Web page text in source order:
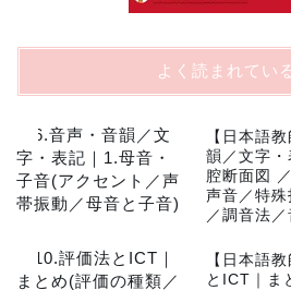
よく読まれてい
【日本語
韻／文字
腔断面図
声音／特
／調音法
【日本語
とICT｜ま